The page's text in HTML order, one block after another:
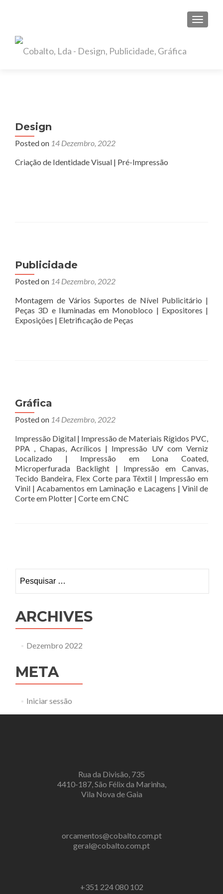
Design
Posted on 14 Dezembro, 2022
Criação de Identidade Visual | Pré-Impressão
Publicidade
Posted on 14 Dezembro, 2022
Montagem de Vários Suportes de Nível Publicitário |
Peças 3D e Iluminadas em Monobloco | Expositores |
Exposições | Eletrificação de Peças
Gráfica
Posted on 14 Dezembro, 2022
Impressão Digital | Impressão de Materiais Rígidos PVC,
PPA , Chapas, Acrílicos | Impressão UV com Verniz
Localizado | Impressão em Lona Coated,
Microperfurada Backlight | Impressão em Canvas,
Tecido Bandeira, Flex Corte para Têxtil | Impressão em
Vinil | Acabamentos em Laminação e Lacagens | Vinil de
Corte em Plotter | Corte em CNC
navigation
por:
ARCHIVES
Dezembro 2022
META
Iniciar sessão
Rua da Divisão, 735
4410-187, São Félix da Marinha,
Vila Nova de Gaia
orcamentos@cobalto.com.pt
geral@cobalto.com.pt
+351 224 080 102